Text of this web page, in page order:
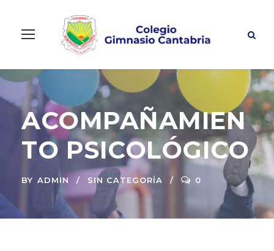
ACOMPAÑAMIEN
TO PSICOLÓGICO
BY ADMIN SIN CATEGORÍA 0